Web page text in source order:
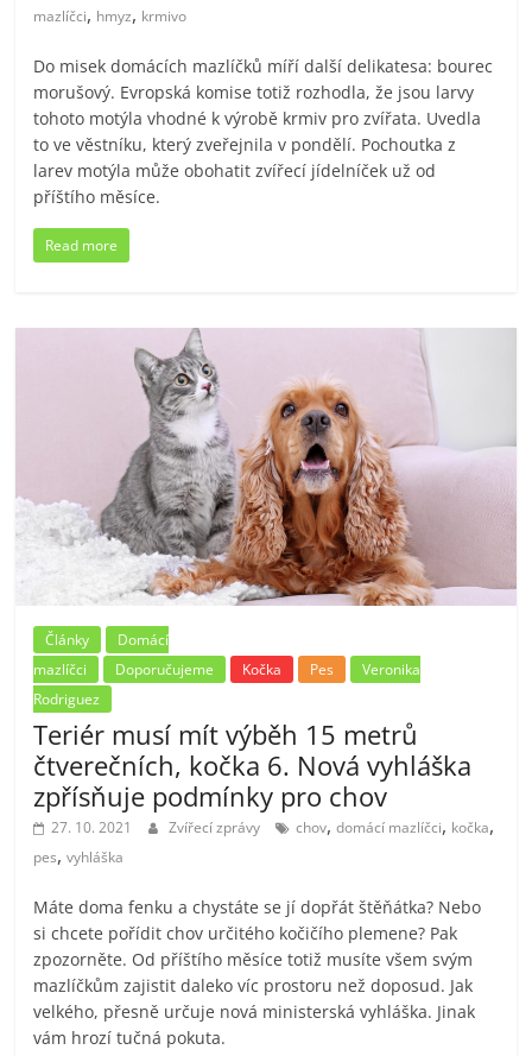
mazlíčci, hmyz, krmivo
Do misek domácích mazlíčků míří další delikatesa: bourec
morušový. Evropská komise totiž rozhodla, že jsou larvy
tohoto motýla vhodné k výrobě krmiv pro zvířata. Uvedla
to ve věstníku, který zveřejnila v pondělí. Pochoutka z
larev motýla může obohatit zvířecí jídelníček už od
příštího měsíce.
Read more
Články
Domácí
mazlíčci
Doporučujeme Kočka Pes
Veronika
Rodriguez
Teriér musí mít výběh 15 metrů
čtverečních, kočka 6. Nová vyhláška
zpřísňuje podmínky pro chov
27. 10. 2021 Zvířecí zprávy chov,domácí mazlíčci, kočka,
pes,vyhláška
Máte doma fenku a chystáte se jí dopřát štěňátka? Nebo
si chcete pořídit chov určitého kočičího plemene? Pak
zpozorněte. Od příštího měsíce totiž musíte všem svým
mazlíčkům zajistit daleko víc prostoru než doposud. Jak
velkého, přesně určuje nová ministerská vyhláška. Jinak
vám hrozí tučná pokuta.